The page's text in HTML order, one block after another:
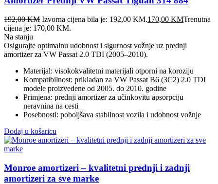
192,00KM Izvorna cijena bila je: 192,00 KM.170,00 KMTrenutna
cijena je: 170,00 KM.
Na stanju
Osigurajte optimalnu udobnost i sigurnost vožnje uz prednji
amortizer za VW Passat 2.0 TDI (2005–2010).
Materijal: visokokvalitetni materijali otporni na koroziju
Kompatibilnost: prikladan za VW Passat B6 (3C2) 2.0 TDI
modele proizvedene od 2005. do 2010. godine
Primjena: prednji amortizer za učinkovitu apsorpciju
neravnina na cesti
Posebnosti: poboljšava stabilnost vozila i udobnost vožnje
Dodaj u košaricu
Monroe amortizeri – kvalitetni prednji i zadnji
amortizeri za sve marke